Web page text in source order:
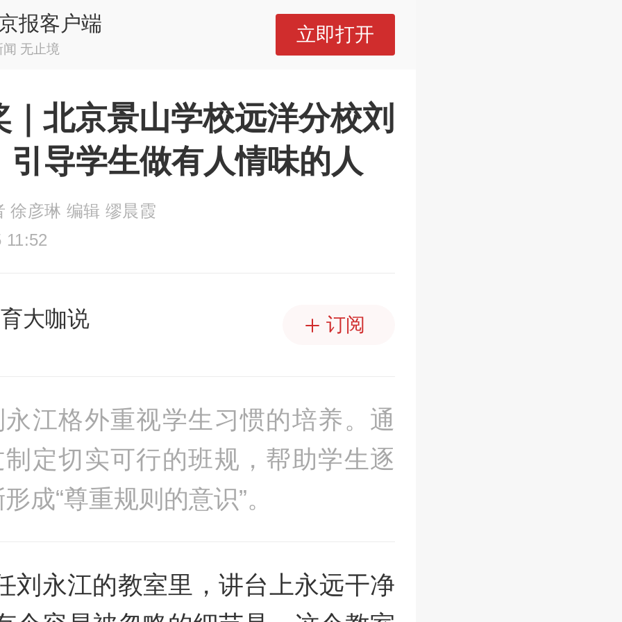
报客户端
闻 无止境
立即打开
｜北京景山学校远洋分校刘
引导学生做有人情味的人
徐彦琳 编辑 缪晨霞
11:52
大咖说 订阅
永江格外重视学生习惯的培养。通
制定切实可行的班规，帮助学生逐
成“尊重规则的意识”。
刘永江的教室里，讲台上永远干净